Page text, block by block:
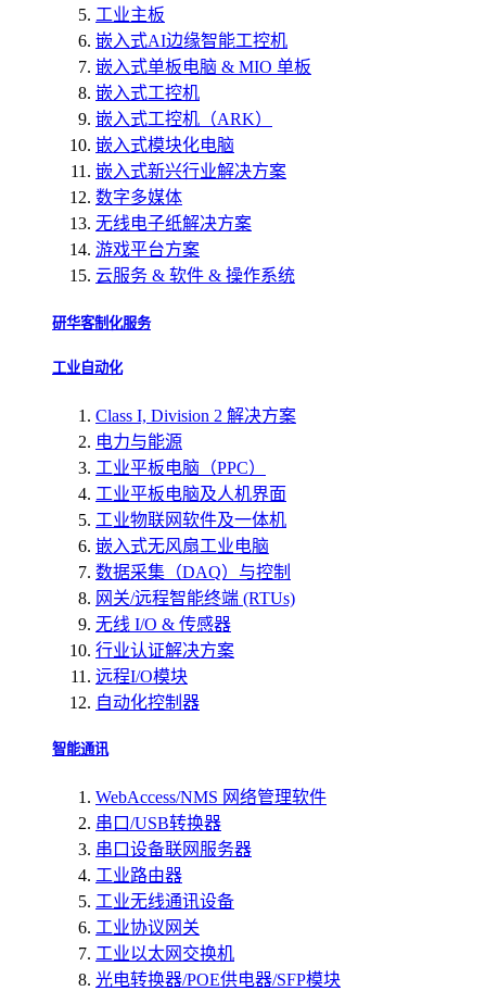
工业主板
嵌入式AI边缘智能工控机
嵌入式单板电脑 & MIO 单板
嵌入式工控机
嵌入式工控机（ARK）
嵌入式模块化电脑
嵌入式新兴行业解决方案
数字多媒体
无线电子纸解决方案
游戏平台方案
云服务 & 软件 & 操作系统
研华客制化服务
工业自动化
Class I, Division 2 解决方案
电力与能源
工业平板电脑（PPC）
工业平板电脑及人机界面
工业物联网软件及一体机
嵌入式无风扇工业电脑
数据采集（DAQ）与控制
网关/远程智能终端 (RTUs)
无线 I/O & 传感器
行业认证解决方案
远程I/O模块
自动化控制器
智能通讯
WebAccess/NMS 网络管理软件
串口/USB转换器
串口设备联网服务器
工业路由器
工业无线通讯设备
工业协议网关
工业以太网交换机
光电转换器/POE供电器/SFP模块